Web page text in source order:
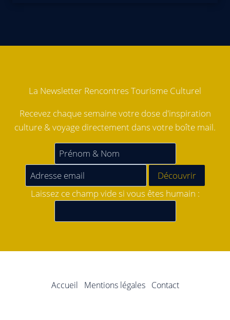
La Newsletter Rencontres Tourisme Culturel
Recevez chaque semaine votre dose d'inspiration
culture & voyage directement dans votre boîte mail.
Laissez ce champ vide si vous êtes humain :
Accueil Mentions légales Contact